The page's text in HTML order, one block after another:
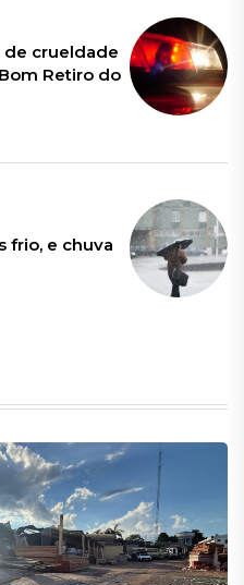
de crueldade
Retiro do
frio, e chuva